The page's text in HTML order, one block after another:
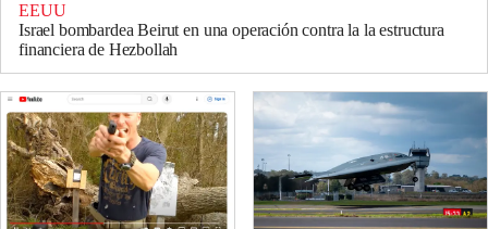
EEUU
Israel bombardea Beirut en una operación contra la la estructura
financiera de Hezbollah